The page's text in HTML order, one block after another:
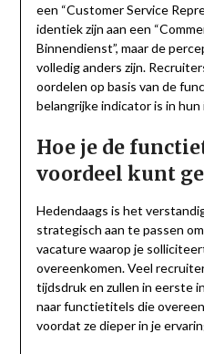
een “Customer Service
identiek zijn aan een
Binnendienst”, maar de
volledig anders zijn.
oordelen op basis van de
belangrijke indicator is in
Hoe je de
voordeel kunt
Hedendaags is het
strategisch aan te passen
vacature waarop je
overeenkomen. Veel
tijdsdruk en zullen in eerste
naar functietitels die
voordat ze dieper in je